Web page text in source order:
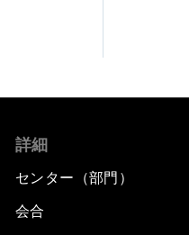
詳細
センター（部門）
会合